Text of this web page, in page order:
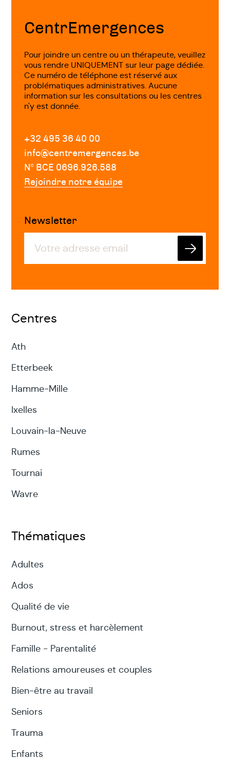
offrons peut être entrepris de manière
unique, selon un cycle, ou en synergie avec
une thérapie plus verbale. Dans ce cas, les
thérapeutes coordonnent leur travail pour
vous offrir le plus grand confort de
consultation, tant dans la fréquence que
dans la qualité du travail pluridisciplinaire.
proposent une approche thérapeutique à
partir du corps, de sa perception, de son
ressenti.
Massages: différentes approches
Méditation
Shiatsu
Reiki
EFT
.....
CentrEmergences
Pour joindre un centre ou un thérapeute, veuillez
vous rendre UNIQUEMENT sur leur page dédiée.
Ce numéro de téléphone est réservé aux
problématiques administratives. Aucune
information sur les consultations ou les centres
n'y est donnée.
+32 495 36 40 00
info@centremergences.be
Nº BCE 0696.926.588
Rejoindre notre équipe
Newsletter
Centres
Ath
Etterbeek
Hamme-Mille
Ixelles
Louvain-la-Neuve
Rumes
Tournai
Wavre
Thématiques
Adultes
Ados
Qualité de vie
Burnout, stress et harcèlement
Famille - Parentalité
Relations amoureuses et couples
Bien-être au travail
Seniors
Trauma
Enfants